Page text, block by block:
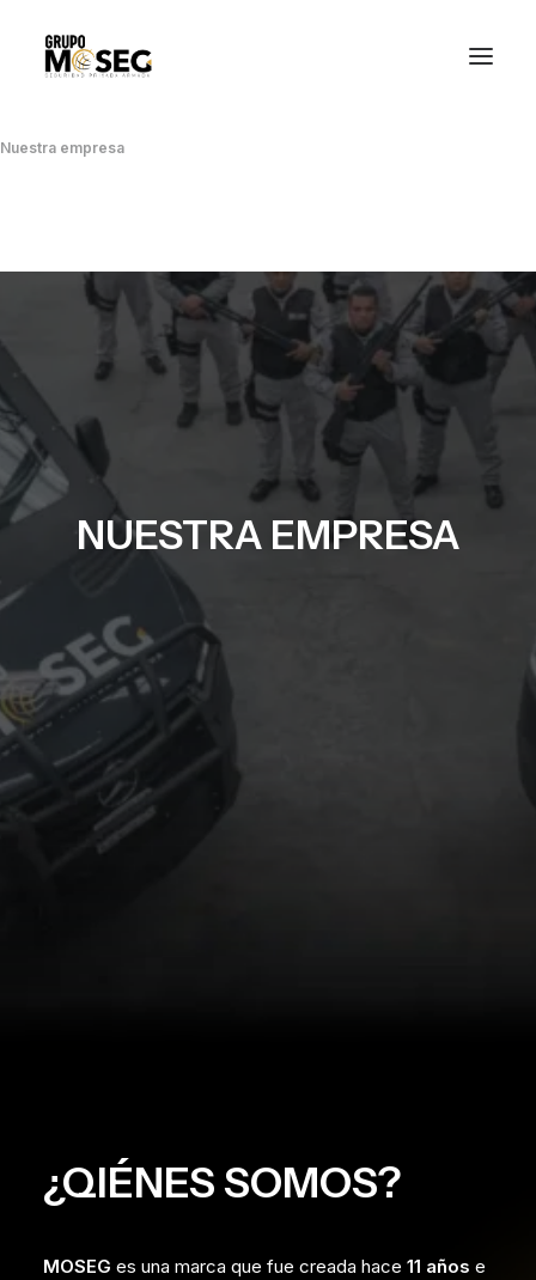
Nuestra empresa
NUESTRA EMPRESA
¿QIÉNES SOMOS?
MOSEG es una marca que fue creada hace 11 años e